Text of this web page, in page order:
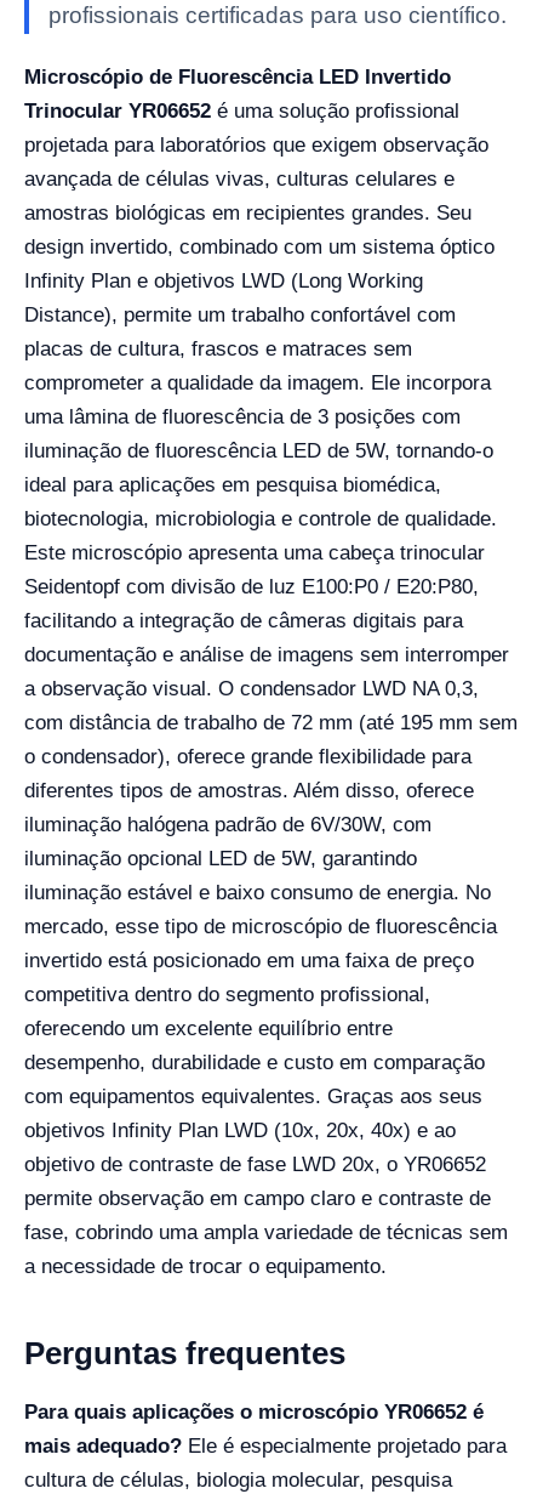
profissionais certificadas para uso científico.
Microscópio de Fluorescência LED Invertido
Trinocular YR06652 é uma solução profissional
projetada para laboratórios que exigem observação
avançada de células vivas, culturas celulares e
amostras biológicas em recipientes grandes. Seu
design invertido, combinado com um sistema óptico
Infinity Plan e objetivos LWD (Long Working
Distance), permite um trabalho confortável com
placas de cultura, frascos e matraces sem
comprometer a qualidade da imagem. Ele incorpora
uma lâmina de fluorescência de 3 posições com
iluminação de fluorescência LED de 5W, tornando-o
ideal para aplicações em pesquisa biomédica,
biotecnologia, microbiologia e controle de qualidade.
Este microscópio apresenta uma cabeça trinocular
Seidentopf com divisão de luz E100:P0 / E20:P80,
facilitando a integração de câmeras digitais para
documentação e análise de imagens sem interromper
a observação visual. O condensador LWD NA 0,3,
com distância de trabalho de 72 mm (até 195 mm sem
o condensador), oferece grande flexibilidade para
diferentes tipos de amostras. Além disso, oferece
iluminação halógena padrão de 6V/30W, com
iluminação opcional LED de 5W, garantindo
iluminação estável e baixo consumo de energia. No
mercado, esse tipo de microscópio de fluorescência
invertido está posicionado em uma faixa de preço
competitiva dentro do segmento profissional,
oferecendo um excelente equilíbrio entre
desempenho, durabilidade e custo em comparação
com equipamentos equivalentes. Graças aos seus
objetivos Infinity Plan LWD (10x, 20x, 40x) e ao
objetivo de contraste de fase LWD 20x, o YR06652
permite observação em campo claro e contraste de
fase, cobrindo uma ampla variedade de técnicas sem
a necessidade de trocar o equipamento.
Perguntas frequentes
Para quais aplicações o microscópio YR06652 é
mais adequado? Ele é especialmente projetado para
cultura de células, biologia molecular, pesquisa